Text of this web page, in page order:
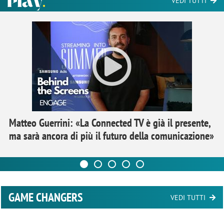
Matteo Guerrini: «La Connected TV è già il presente,
ma sarà ancora di più il futuro della comunicazione»
GAME CHANGERS VEDI TUTTI